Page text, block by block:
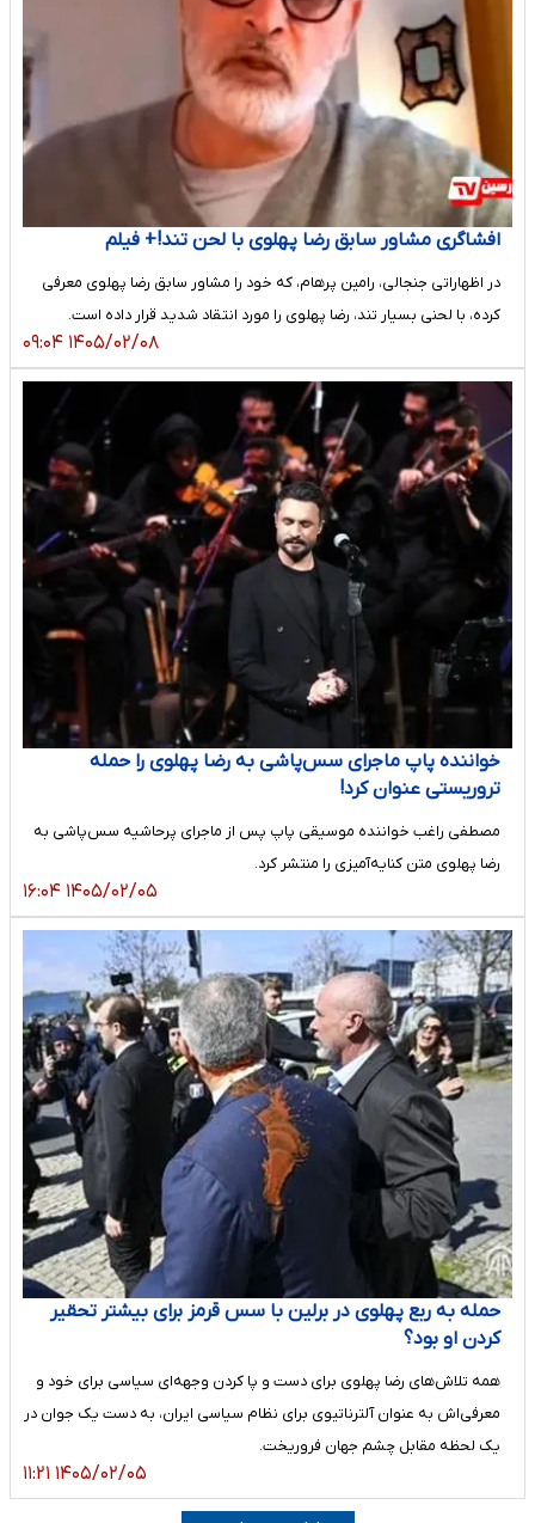
افشاگری مشاور سابق رضا پهلوی با لحن تند!+ فیلم
در اظهاراتی جنجالی، رامین پرهام، که خود را مشاور سابق رضا پهلوی معرفی
کرده، با لحنی بسیار تند، رضا پهلوی را مورد انتقاد شدید قرار داده است.
۱۴۰۵/۰۲/۰۸ ۰۹:۰۴
خواننده پاپ ماجرای سس‌پاشی به رضا پهلوی را حمله
تروریستی عنوان کرد!
مصطفی راغب خواننده موسیقی پاپ پس از ماجرای پرحاشیه سس‌پاشی به
رضا پهلوی متن کنایه‌آمیزی را منتشر کرد.
۱۴۰۵/۰۲/۰۵ ۱۶:۰۴
حمله به ربع پهلوی در برلین با سس قرمز برای بیشتر تحقیر
کردن او بود؟
همه تلاش‌های رضا پهلوی برای دست و پا کردن وجهه‌ای سیاسی برای خود و
معرفی‌اش به عنوان آلترناتیوی برای نظام سیاسی ایران، به دست یک جوان در
یک لحظه مقابل چشم جهان فروریخت.
۱۴۰۵/۰۲/۰۵ ۱۱:۲۱